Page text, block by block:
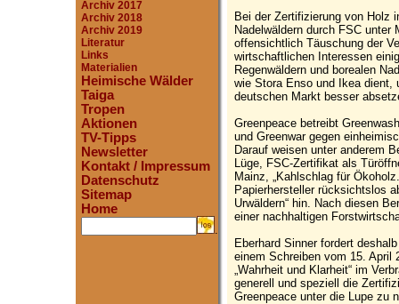
Archiv 2017
Archiv 2018
Archiv 2019
Literatur
Links
Materialien
Heimische Wälder
Taiga
Tropen
Aktionen
TV-Tipps
Newsletter
Kontakt / Impressum
Datenschutz
Sitemap
Home
.
Bei der Zertifizierung von Holz
Nadelwäldern durch FSC unter
offensichtlich Täuschung der
wirtschaftlichen Interessen
Regenwäldern und borealen
wie Stora Enso und Ikea dient,
deutschen Markt besser
Greenpeace betreibt
und Greenwar gegen
Darauf weisen unter anderem
Lüge, FSC-Zertifikat als
Mainz, „Kahlschlag für
Papierhersteller rücksichtslos
Urwäldern“ hin. Nach diesen
einer nachhaltigen
Eberhard Sinner fordert
einem Schreiben vom 15. April
„Wahrheit und Klarheit“ im
generell und speziell die
Greenpeace unter die Lupe zu